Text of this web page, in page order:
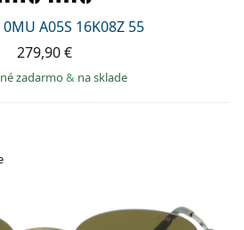
A05S 16K08Z 55
279,90 €
zadarmo& na sklade